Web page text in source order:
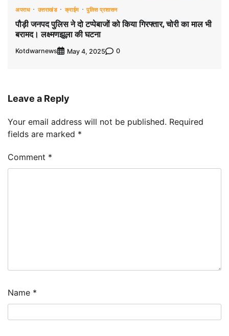
अपराध उत्तराखंड क्राईम पुलिस प्रशासन
पौड़ी जनपद पुलिस ने दो टप्पेबाजों को किया गिरफ्तार, चोरी का माल भी
बरामद। लक्ष्मणझूला की घटना
Kotdwarnews May 4, 2025 0
Leave a Reply
Your email address will not be published. Required
fields are marked *
Comment *
Name *